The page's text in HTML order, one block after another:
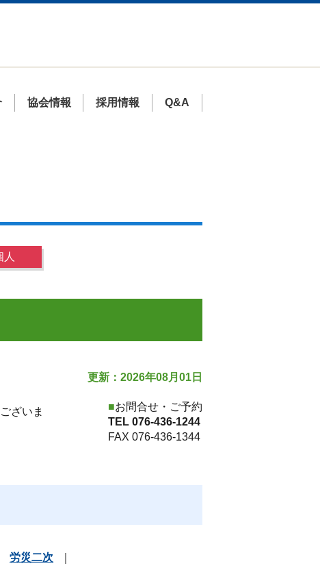
協会情報 採用情報 Q&A
人
更新：2026年08月01日
お問合せ・ご予約
TEL 076-436-1244
FAX 076-436-1344
ざいま
労災二次